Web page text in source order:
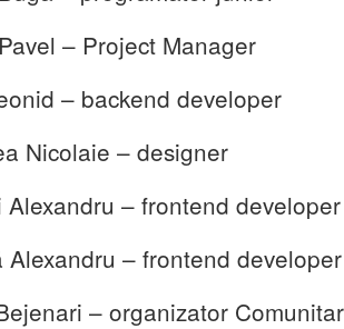
– Project Manager
– backend developer
Nicolaie – designer
Alexandru – frontend developer
Alexandru – frontend developer
– organizator Comunitar